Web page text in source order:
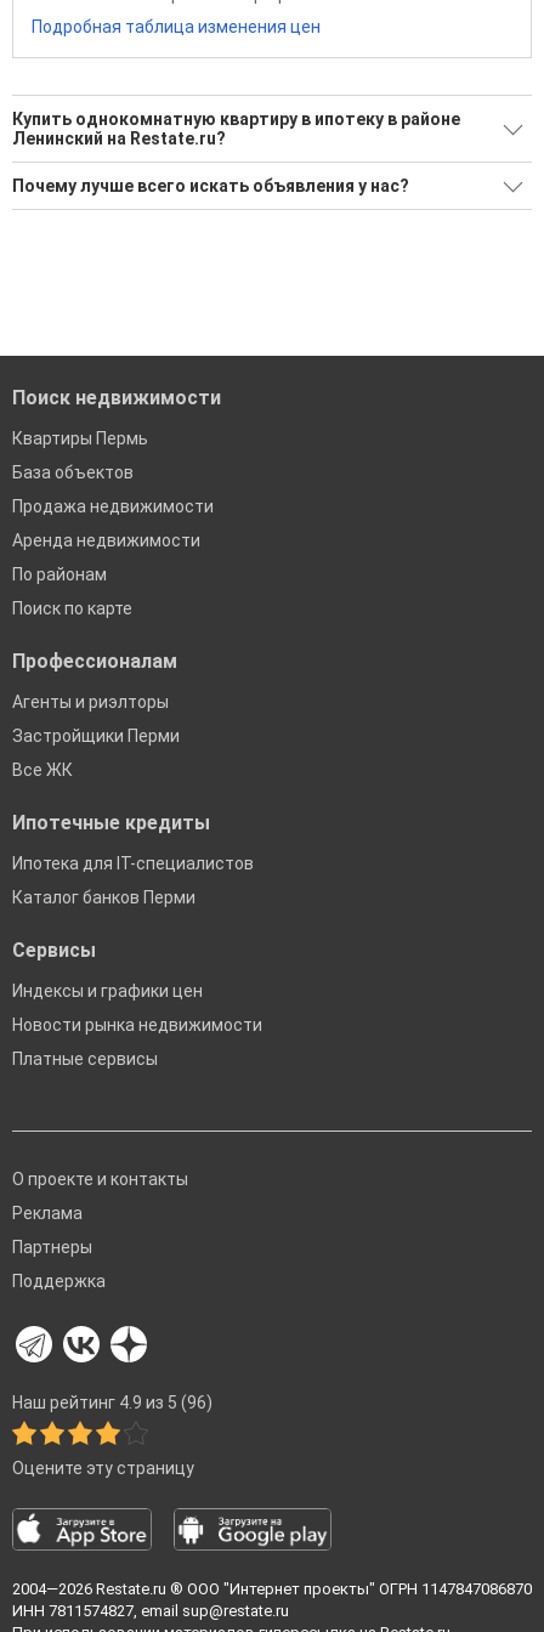
Подробная таблица изменения цен
Купить однокомнатную квартиру в ипотеку в районе
Ленинский на Restate.ru?
Поможем Купить однокомнатную квартиру в ипотеку в
районе Ленинский?
Почему лучше всего искать объявления у нас?
Поиск недвижимости
Квартиры Пермь
База объектов
Продажа недвижимости
Аренда недвижимости
По районам
Поиск по карте
Профессионалам
Агенты и риэлторы
Застройщики Перми
Все ЖК
Ипотечные кредиты
Ипотека для IT-специалистов
Каталог банков Перми
Сервисы
Индексы и графики цен
Новости рынка недвижимости
Платные сервисы
О проекте и контакты
Реклама
Партнеры
Поддержка
Наш рейтинг 4.9 из 5 (96)
Оцените эту страницу
2004—2026 Restate.ru ® ООО "Интернет проекты" ОГРН 1147847086870
ИНН 7811574827, email sup@restate.ru